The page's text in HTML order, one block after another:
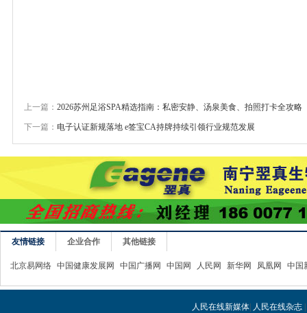
上一篇： 2026苏州足浴SPA精选指南：私密安静、汤泉美食、拍照打卡全攻略
下一篇： 电子认证新规落地 e签宝CA持牌持续引领行业规范发展
友情链接 企业合作 其他链接
北京易网络 中国健康发展网 中国广播网 中国网 人民网 新华网 凤凰网 中国
人民在线新媒体| 人民在线杂志|